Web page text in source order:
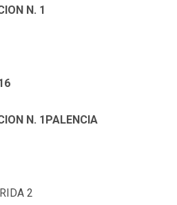
N. 1
N. 1PALENCIA
2